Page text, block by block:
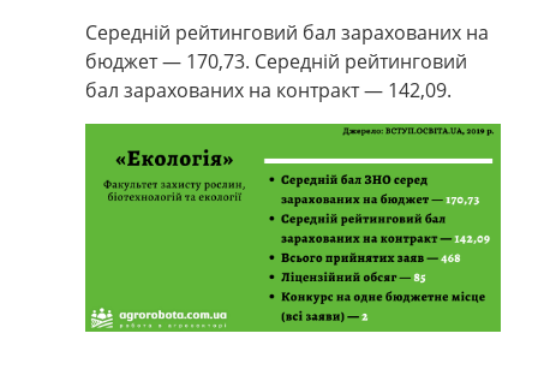
Середній рейтинговий бал зарахованих на
бюджет— 170,73. Середній рейтинговий
бал зарахованих на контракт— 142,09.